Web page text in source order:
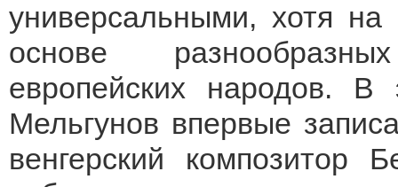
универсальными, хотя
основе
европейских народов. В
Мельгунов впервые
венгерский композитор